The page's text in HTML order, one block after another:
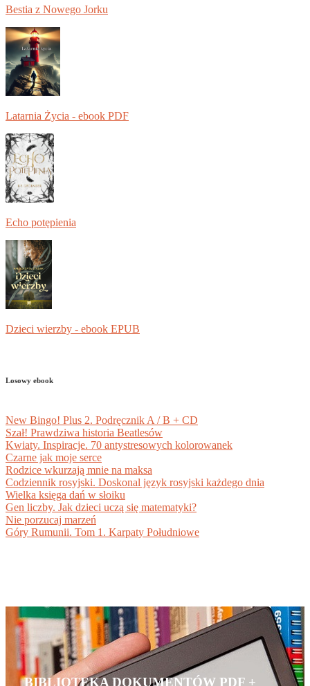
Bestia z Nowego Jorku
Latarnia Życia - ebook PDF
Echo potępienia
Dzieci wierzby - ebook EPUB
Losowy ebook
New Bingo! Plus 2. Podręcznik A / B + CD
Szał! Prawdziwa historia Beatlesów
Kwiaty. Inspiracje. 70 antystresowych kolorowanek
Czarne jak moje serce
Rodzice wkurzają mnie na maksa
Codziennik rosyjski. Doskonal język rosyjski każdego dnia
Wielka księga dań w słoiku
Gen liczby. Jak dzieci uczą się matematyki?
Nie porzucaj marzeń
Góry Rumunii. Tom 1. Karpaty Południowe
BIBLIOTEKA DOKUMENTÓW PDF +